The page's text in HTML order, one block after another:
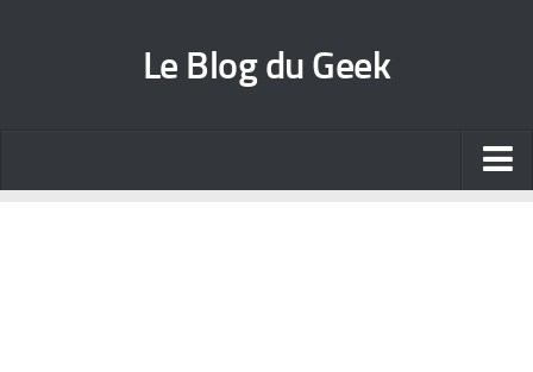
Le Blog du Geek